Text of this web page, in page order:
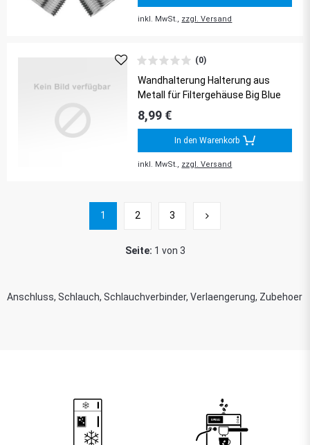
inkl. MwSt., zzgl. Versand
(0)
Wandhalterung Halterung aus
Metall für Filtergehäuse Big Blue
8,99 €
In den Warenkorb
inkl. MwSt., zzgl. Versand
1 2 3
Seite: 1 von 3
Anschluss, Schlauch, Schlauchverbinder, Verlaengerung, Zubehoer